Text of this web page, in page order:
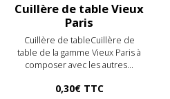
Cuillère de table Vieux
Paris
Cuillère de tableCuillère de
table de la gamme Vieux Paris à
composer avec les autres...
0,30€ TTC